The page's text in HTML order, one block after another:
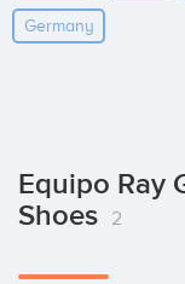
Germany
Equipo Ray
Shoes
2